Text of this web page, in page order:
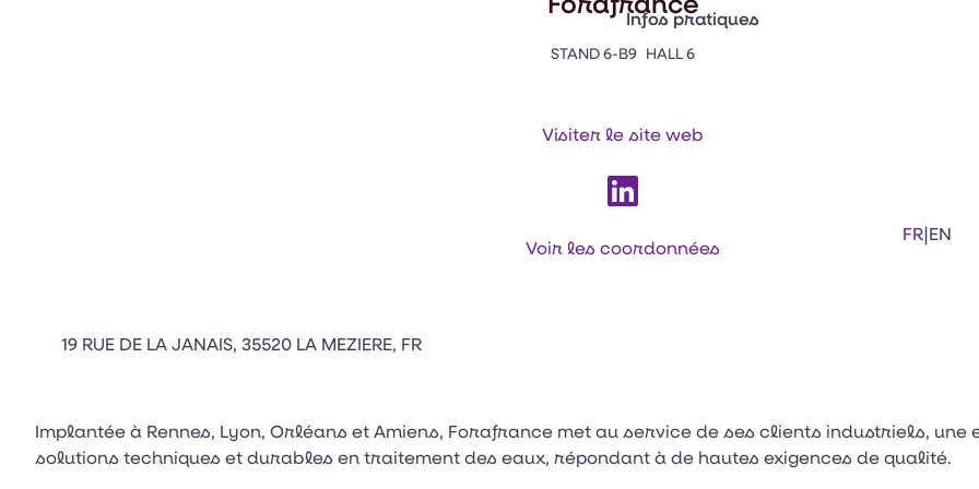
Infos pratiques
Contacts
Appuyez sur Entrée pour ouvrir le lien.
FR|EN
STAND 6-B9 HALL 6
Visiter le site web
Voir les coordonnées
19 RUE DE LA JANAIS, 35520 LA MEZIERE, FR
Implantée à Rennes, Lyon, Orléans et Amiens, Forafrance met au service de ses clients industriels, une
solutions techniques et durables en traitement des eaux, répondant à de hautes exigences de qualité.